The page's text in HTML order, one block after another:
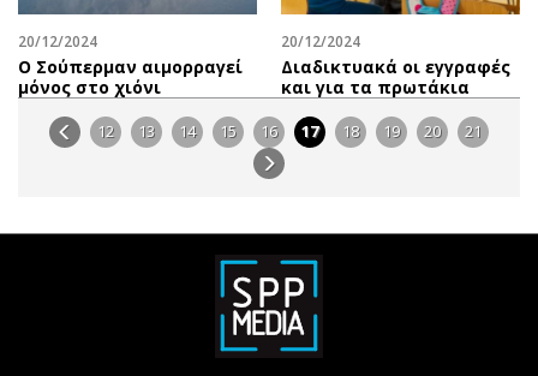
20/12/2024
Ο Σούπερμαν αιμορραγεί
μόνος στο χιόνι
20/12/2024
Διαδικτυακά οι εγγραφές
και για τα πρωτάκια
12 13 14 15 16 17 18 19 20 21